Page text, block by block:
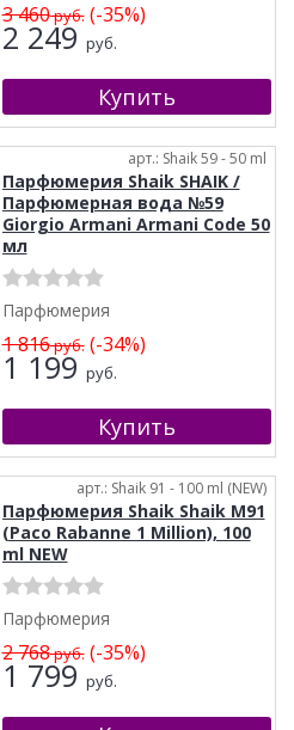
3 460руб.(-35%)
2 249 руб.
арт.: Shaik 59 - 50 ml
Парфюмерия Shaik SHAIK /
Парфюмерная вода №59
Giorgio Armani Armani Code 50
мл
Парфюмерия
1 816руб.(-34%)
1 199 руб.
арт.: Shaik 91 - 100 ml (NEW)
Парфюмерия Shaik Shaik M91
(Paco Rabanne 1 Million), 100
ml NEW
Парфюмерия
2 768руб.(-35%)
1 799 руб.